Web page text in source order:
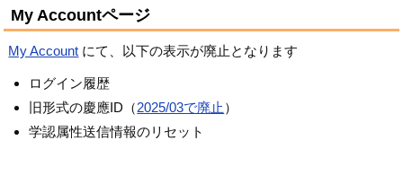
My Accountページ
My Account にて、以下の表示が廃止となります
ログイン履歴
旧形式の慶應ID（2025/03で廃止 ）
学認属性送信情報のリセット